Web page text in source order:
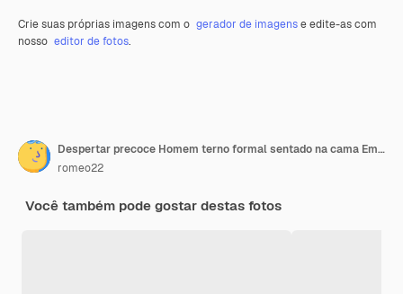
Crie suas próprias imagens com o gerador de imagense edite-as com
nosso editor de fotos.
Despertar precoce Homem terno formal sentado na cama Empresário antes do difícil dia de trabalho Noivo pensativo antes do casamento Hora da manhã Hábitos matinais Hipster barbudo no quarto Pensamentos matinais
romeo22
Você também pode gostar destas fotos